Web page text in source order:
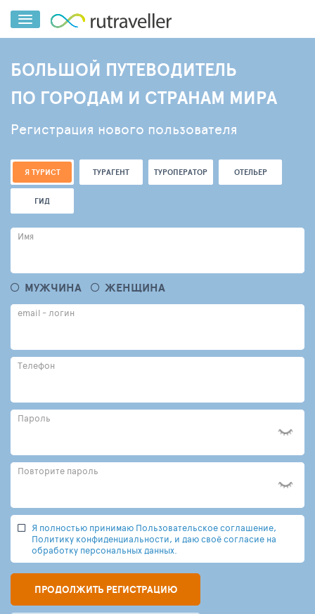
БОЛЬШОЙ ПУТЕВОДИТЕЛЬ
ПО ГОРОДАМ И СТРАНАМ МИРА
Регистрация нового пользователя
Я ТУРИСТ ТУРАГЕНТ ТУРОПЕРАТОР ОТЕЛЬЕР
ГИД
Имя
МУЖЧИНА ЖЕНЩИНА
email - логин
Телефон
Пароль
Повторите пароль
Я полностью принимаю Пользовательское соглашение,
Политику конфиденциальности, и даю своё согласие на
обработку персональных данных.
ПРОДОЛЖИТЬ РЕГИСТРАЦИЮ